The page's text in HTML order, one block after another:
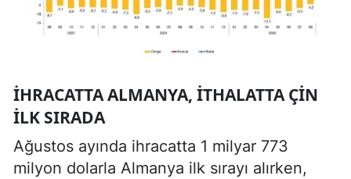
İHRACATTA ALMANYA, ITHALATTA ÇIN
ILK SIRADA
Ağustos ayında ihracatta 1 milyar 773
milyon dolarla Almanya ilk sırayı alırken,